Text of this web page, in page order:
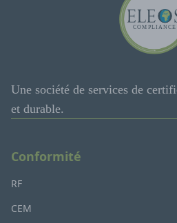
Une société de services de
et durable.
Conformité
RF
CEM